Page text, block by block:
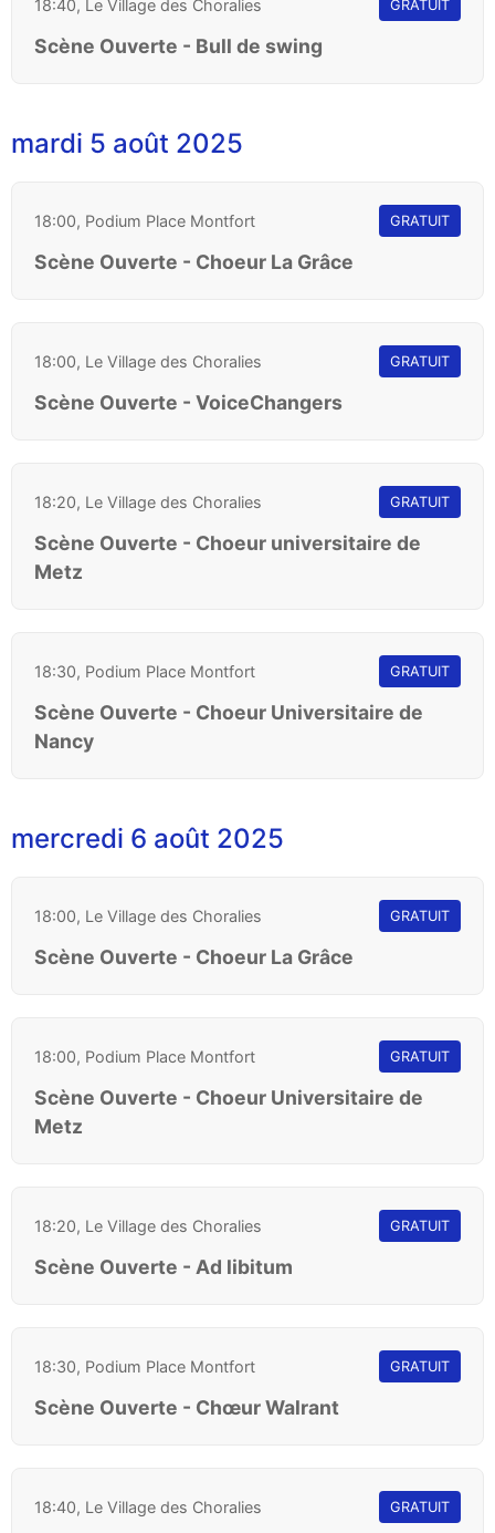
18:40, Le Village des Choralies GRATUIT
Scène Ouverte - Bull de swing
mardi 5 août 2025
18:00, Podium Place Montfort GRATUIT
Scène Ouverte - Choeur La Grâce
18:00, Le Village des Choralies GRATUIT
Scène Ouverte - VoiceChangers
18:20, Le Village des Choralies GRATUIT
Scène Ouverte - Choeur universitaire de
Metz
18:30, Podium Place Montfort GRATUIT
Scène Ouverte - Choeur Universitaire de
Nancy
mercredi 6 août 2025
18:00, Le Village des Choralies GRATUIT
Scène Ouverte - Choeur La Grâce
18:00, Podium Place Montfort GRATUIT
Scène Ouverte - Choeur Universitaire de
Metz
18:20, Le Village des Choralies GRATUIT
Scène Ouverte - Ad libitum
18:30, Podium Place Montfort GRATUIT
Scène Ouverte - Chœur Walrant
18:40, Le Village des Choralies GRATUIT